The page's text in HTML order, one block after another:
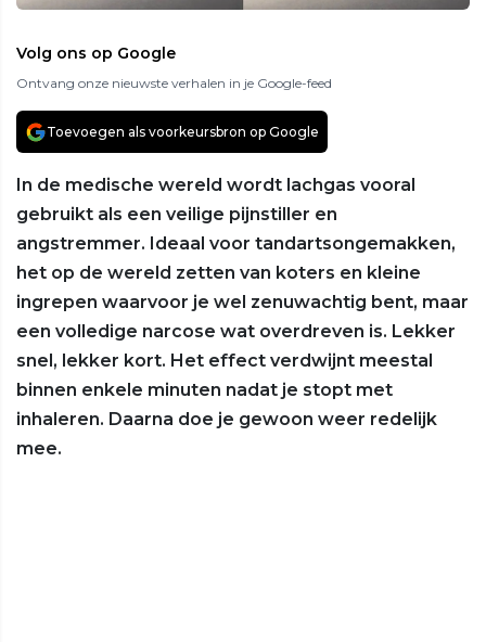
Volg ons op Google
Ontvang onze nieuwste verhalen in je Google-feed
Toevoegen als voorkeursbron op Google
In de medische wereld wordt lachgas vooral
gebruikt als een veilige pijnstiller en
angstremmer. Ideaal voor tandartsongemakken,
het op de wereld zetten van koters en kleine
ingrepen waarvoor je wel zenuwachtig bent, maar
een volledige narcose wat overdreven is. Lekker
snel, lekker kort. Het effect verdwijnt meestal
binnen enkele minuten nadat je stopt met
inhaleren. Daarna doe je gewoon weer redelijk
mee.